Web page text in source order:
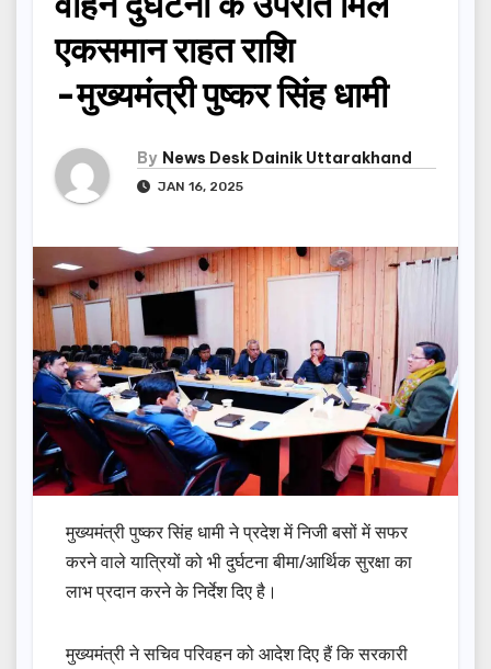
एकसमान राहत राशि
-मुख्यमंत्री पुष्कर सिंह धामी
By News Desk Dainik Uttarakhand
JAN 16, 2025
मुख्यमंत्री पुष्कर सिंह धामी ने प्रदेश में निजी बसों में सफर
करने वाले यात्रियों को भी दुर्घटना बीमा/आर्थिक सुरक्षा का
लाभ प्रदान करने के निर्देश दिए है।
मुख्यमंत्री ने सचिव परिवहन को आदेश दिए हैं कि सरकारी